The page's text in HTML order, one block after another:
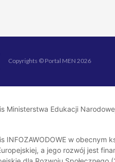
Copyrights © Portal MEN 2026
Ministerstwa Edukacji
INFOZAWODOWE w obecnym
a jego rozwój jest